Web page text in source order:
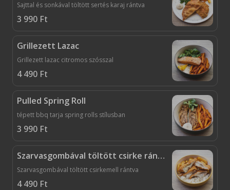
Sajttal és sonkával töltött sertés karaj rántva
3 990 Ft
Grillezett Lazac
Grillezett lazac citromos szósszal
4 490 Ft
Pulled Spring Roll
tépett bbq tarja spring rolls stílusban
3 990 Ft
Szarvasgombával töltött csirke rántva
Szarvasgombával töltött csirkemell rántva
4 490 Ft